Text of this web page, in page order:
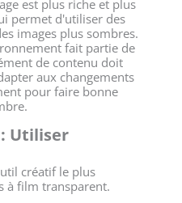
est plus riche et plus
permet d'utiliser des
images plus sombres.
fait partie de
de contenu doit
aux changements
pour faire bonne
Utiliser
créatif le plus
à film transparent.